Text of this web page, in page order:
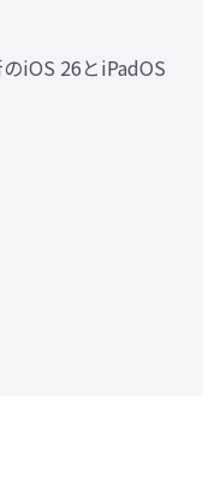
iOS 26とiPadOS